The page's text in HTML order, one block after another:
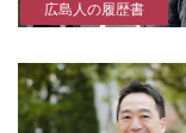
広島人の履歴書